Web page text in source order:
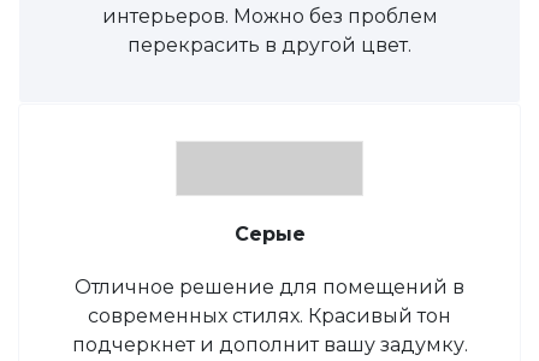
интерьеров. Можно без проблем
перекрасить в другой цвет.
Серые
Отличное решение для помещений в
современных стилях. Красивый тон
подчеркнет и дополнит вашу задумку.